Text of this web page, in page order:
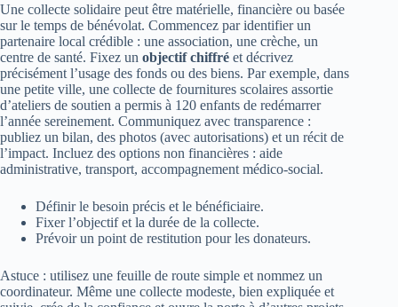
Une collecte solidaire peut être matérielle, financière ou basée
sur le temps de bénévolat. Commencez par identifier un
partenaire local crédible : une association, une crèche, un
centre de santé. Fixez un objectif chiffré et décrivez
précisément l’usage des fonds ou des biens. Par exemple, dans
une petite ville, une collecte de fournitures scolaires assortie
d’ateliers de soutien a permis à 120 enfants de redémarrer
l’année sereinement. Communiquez avec transparence :
publiez un bilan, des photos (avec autorisations) et un récit de
l’impact. Incluez des options non financières : aide
administrative, transport, accompagnement médico‑social.
Définir le besoin précis et le bénéficiaire.
Fixer l’objectif et la durée de la collecte.
Prévoir un point de restitution pour les donateurs.
Astuce : utilisez une feuille de route simple et nommez un
coordinateur. Même une collecte modeste, bien expliquée et